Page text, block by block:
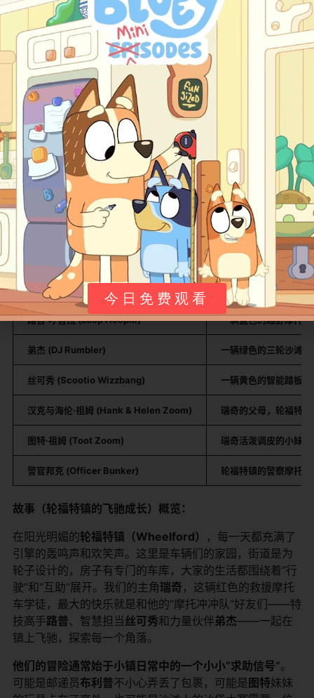
总结：对于中国观众，最方便的观看途径是在
优酷、爱奇
艺、腾讯视频
等平台搜索“瑞奇冲冲冲”。国际观众可以关注
当地Nick Jr.​ 或Milkshake!​ 等儿童频道的播出安排。
角色与故事
核心角色介绍：
故事的核心是瑞奇和他的“摩托冲冲队”，以及轮福特镇上丰
富多彩的车辆居民们，共同构建了一个关于成长与互助的
温暖小镇故事。
角色名（英文/中文常见译名） 身份与特点
瑞奇 (Ricky Zoom) 故事的主角，一辆红
路普·呼普拉 (Loop Hoopla) 一辆蓝色的越野摩托
弟杰 (DJ Rumbler) 一辆绿色的三轮沙滩
丝可秀 (Scootio Wizzbang) 一辆黄色的智能踏板
汉克与海伦·祖姆 (Hank & Helen Zoom) 瑞奇的父母，轮福特
图特·祖姆 (Toot Zoom) 瑞奇活泼调皮的小妹
警官邦克 (Officer Bunker) 轮福特镇的警察摩托
故事（轮福特镇的飞驰成长）概览：
在阳光明媚的轮福特镇（Wheelford）
，每一天都充满了
引擎的轰鸣声和欢笑声。这里是车辆们的家园，街道是为
轮子设计的，房子有专门的车库，大家的生活都围绕着“行
驶”和“互助”展开。我们的主角瑞奇 ，这辆红色的救援摩托
车学徒，最大的快乐就是和他的“摩托冲冲队”好友们——特
技高手路普、智慧担当丝可秀和力量伙伴弟杰——一起在
镇上飞驰，探索每一个角落。
他们的冒险通常始于小镇日常中的一个小小“求助信号”。
可能是邮递员布利普不小心弄丢了包裹，可能是图特妹妹
今日免费观看